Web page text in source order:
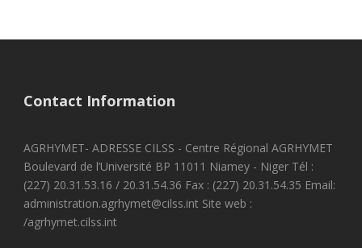
Contact Information
AGRHYMET- ADRESSE CILSS - Centre Régional AGRHYMET
Boulevard de l’Université BP 11011 Niamey - Niger Tél :
(227) 20.31.53.16 / 20.31.54.36 Fax : (227) 20.31.54.35 Email:
administration.agrhymet@cilss.int Site web :
/agrhymet.cilss.int